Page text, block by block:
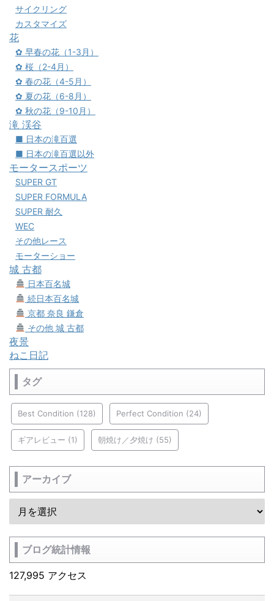
サイクリング
カスタマイズ
花
✿ 早春の花（1-3月）
✿ 桜（2-4月）
✿ 春の花（4-5月）
✿ 夏の花（6-8月）
✿ 秋の花（9-10月）
滝 渓谷
■ 日本の滝百選
■ 日本の滝百選以外
モータースポーツ
SUPER GT
SUPER FORMULA
SUPER 耐久
WEC
その他レース
モーターショー
城 古都
日本百名城
続日本百名城
京都 奈良 鎌倉
その他 城 古都
夜景
ねこ日記
タグ
Best Condition (128) Perfect Condition (24)
ギアレビュー (1) 朝焼け／夕焼け (55)
アーカイブ
ブログ統計情報
127,995 アクセス